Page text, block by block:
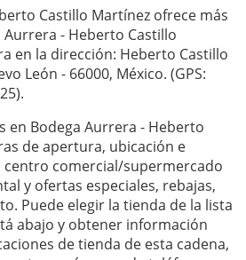
Castillo Martínez ofrece más
Aurrera - Heberto Castillo
en la dirección: Heberto Castillo
León - 66000, México. (GPS:
en Bodega Aurrera - Heberto
de apertura, ubicación e
comercial/supermercado
y ofertas especiales, rebajas,
Puede elegir la tienda de la lista
abajo y obtener información
de tienda de esta cadena,